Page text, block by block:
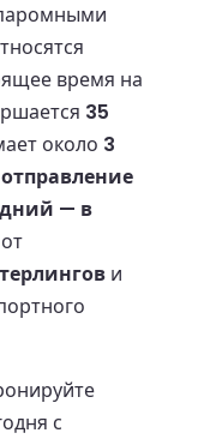
время на
35
около 3
— в
и
с